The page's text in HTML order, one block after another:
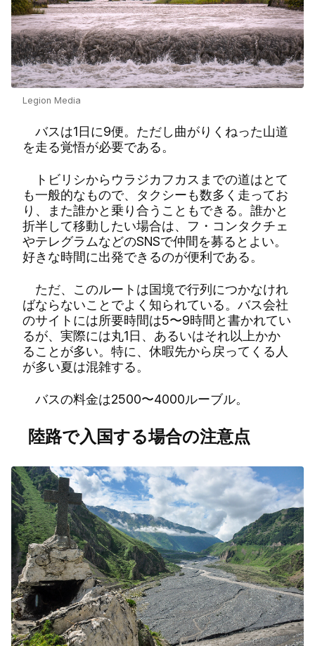
Legion Media
バスは1日に9便。ただし曲がりくねった山道
を走る覚悟が必要である。
トビリシからウラジカフカスまでの道はとて
も一般的なもので、タクシーも数多く走ってお
り、また誰かと乗り合うこともできる。誰かと
折半して移動したい場合は、フ・コンタクチェ
やテレグラムなどのSNSで仲間を募るとよい。
好きな時間に出発できるのが便利である。
ただ、このルートは国境で行列につかなけれ
ばならないことでよく知られている。バス会社
のサイトには所要時間は5〜9時間と書かれてい
るが、実際には丸1日、あるいはそれ以上かか
ることが多い。特に、休暇先から戻ってくる人
が多い夏は混雑する。
バスの料金は2500〜4000ルーブル。
陸路で入国する場合の注意点